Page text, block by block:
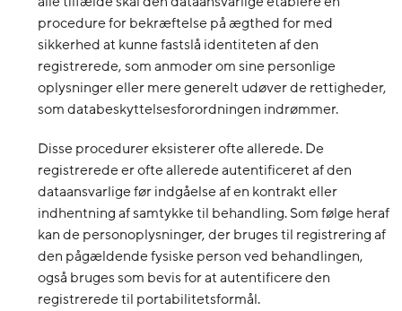
procedure for bekræftelse på ægthed for med
sikkerhed at kunne fastslå identiteten af den
registrerede, som anmoder om sine personlige
oplysninger eller mere generelt udøver de rettigheder,
som databeskyttelsesforordningen indrømmer.
Disse procedurer eksisterer ofte allerede. De
registrerede er ofte allerede autentificeret af den
dataansvarlige før indgåelse af en kontrakt eller
indhentning af samtykke til behandling. Som følge heraf
kan de personoplysninger, der bruges til registrering af
den pågældende fysiske person ved behandlingen,
også bruges som bevis for at autentificere den
registrerede til portabilitetsformål.